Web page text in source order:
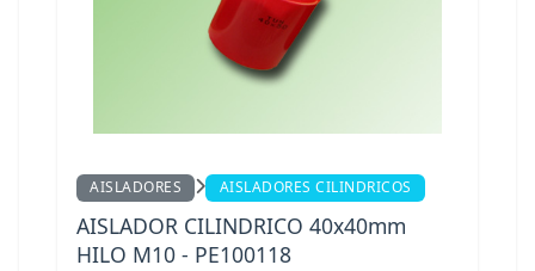
AISLADORES AISLADORES CILINDRICOS
AISLADOR CILINDRICO 40x40mm
HILO M10 - PE100118